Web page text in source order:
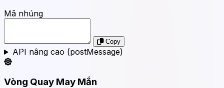
Mã nhúng
Copy
API nâng cao (postMessage)
Vòng Quay May Mắn